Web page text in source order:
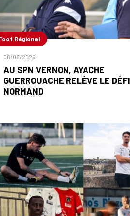
Régional
06/08/2026
AU SPN VERNON, AYACHE
GUERROUACHE RELÈVE LE DÉFI
NORMAND